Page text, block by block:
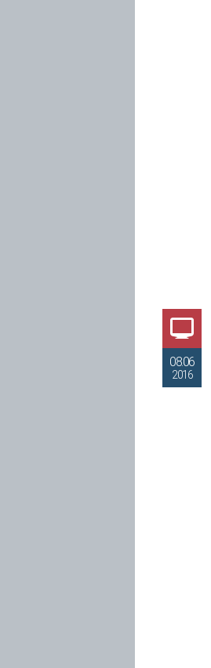
08.06
2016